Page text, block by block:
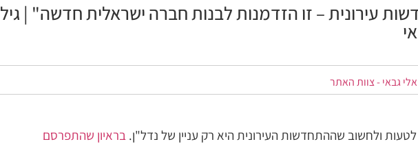
עירונית – זו הזדמנות לבנות חברה ישראלית חדשה" | גיל
אלי גבאי - צוות האתר
ולחשוב שההתחדשות העירונית היא רק עניין של נדל"ן. בראיון שהתפרסם